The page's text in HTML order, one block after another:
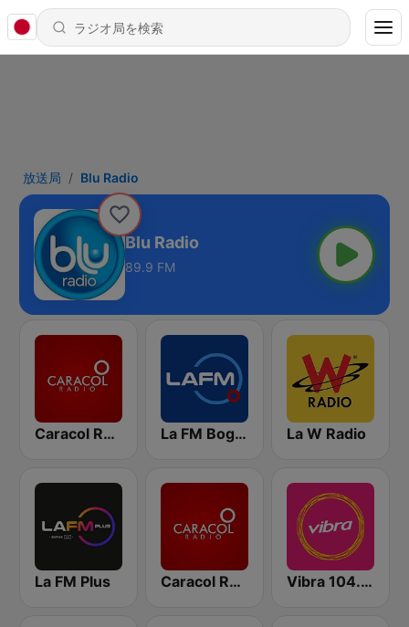
放送局 Blu Radio
Blu Radio
89.9 FM
Caracol Radio La FM Bogotá La W Radio
La FM Plus Caracol Radio Medellín Vibra 104.9 FM